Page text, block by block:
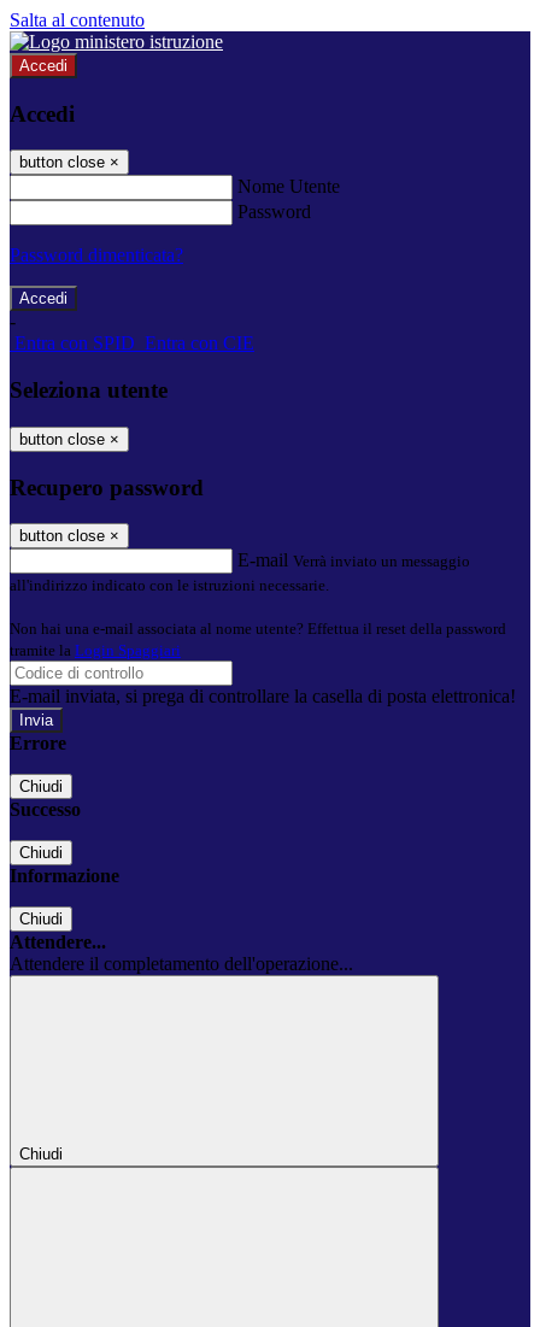
Salta al contenuto
Accedi
Accedi
button close ×
Nome Utente
Password
Password dimenticata?
-
Entra con SPID Entra con CIE
Seleziona utente
button close ×
Recupero password
button close ×
E-mail Verrà inviato un messaggio
all'indirizzo indicato con le istruzioni necessarie.
Non hai una e-mail associata al nome utente? Effettua il reset della password
tramite la Login Spaggiari
E-mail inviata, si prega di controllare la casella di posta elettronica!
Errore
Chiudi
Successo
Chiudi
Informazione
Chiudi
Attendere...
Attendere il completamento dell'operazione...
Chiudi